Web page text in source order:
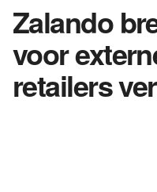
Zalando
voor
retailers